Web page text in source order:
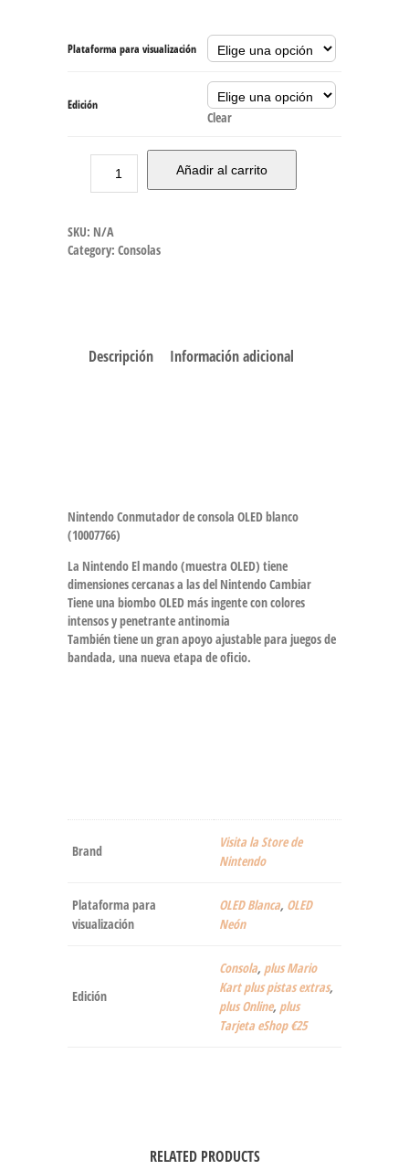
Plataforma para visualización
Edición
Clear
Añadir al carrito
SKU: N/A
Category: Consolas
Descripción Información adicional
Nintendo Conmutador de consola OLED blanco
(10007766)
La Nintendo El mando (muestra OLED) tiene
dimensiones cercanas a las del Nintendo Cambiar
Tiene una biombo OLED más ingente con colores
intensos y penetrante antinomia
También tiene un gran apoyo ajustable para juegos de
bandada, una nueva etapa de oficio.
Brand
Visita la Store de
Nintendo
Plataforma para
visualización
OLED Blanca, OLED
Neón
Edición
Consola, plus Mario
Kart plus pistas extras,
plus Online, plus
Tarjeta eShop €25
RELATED PRODUCTS